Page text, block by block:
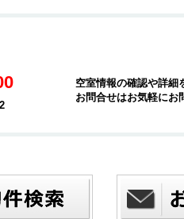
空室情報の確認や詳細
お問合せはお気軽にお